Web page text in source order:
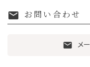
mail お問い合わせ
mail メ